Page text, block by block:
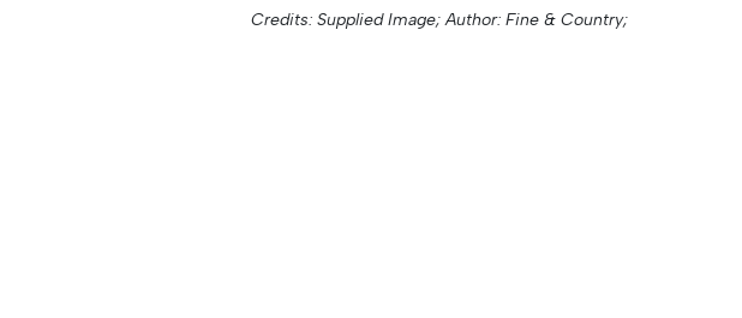
Credits: Supplied Image; Author: Fine & Country;